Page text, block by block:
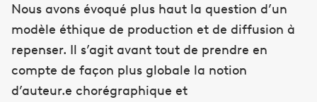
Nous avons évoqué plus haut la question d’un
modèle éthique de production et de diffusion à
repenser. Il s’agit avant tout de prendre en
compte de façon plus globale la notion
d’auteur.e chorégraphique et